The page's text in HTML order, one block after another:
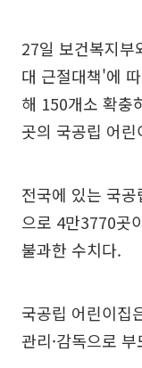
27일 보건복지부
대 근절대책'에
해 150개소 확충
곳의 국공립 어
전국에 있는 국
으로 4만3770곳
불과한 수치다.
국공립 어린이집
관리·감독으로